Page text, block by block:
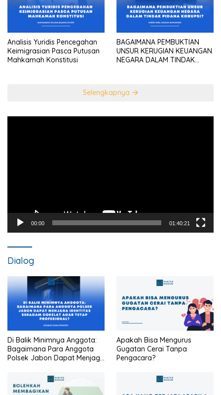
Analisis Yuridis Pencegahan
Keimigrasian Pasca Putusan
Mahkamah Konstitusi
BAGAIMANA PEMBUKTIAN
UNSUR KERUGIAN KEUANGAN
NEGARA DALAM TINDAK
Selengkapnya
00:00 01:40:21
Dialog
Di Balik Minimnya Anggota:
Bagaimana Para Anggota
Polsek Jabon Dapat Menjaga
Agar Tetap Profesional?
Apakah Bisa Mengurus
Gugatan Cerai Tanpa
Pengacara?